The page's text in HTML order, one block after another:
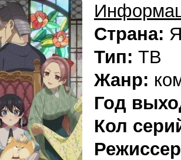
Страна:
Тип: ТВ
Жанр:
Год
Кол